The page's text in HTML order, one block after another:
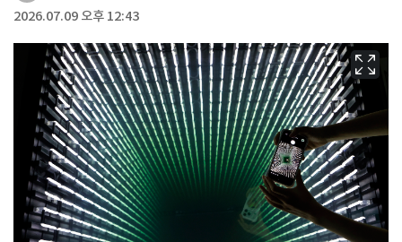
2026.07.09 오후 12:43